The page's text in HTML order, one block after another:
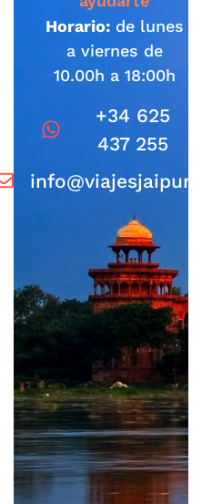
Horario:de lunes
a viernes de
10.00h a 18:00h
+34 625
437 255